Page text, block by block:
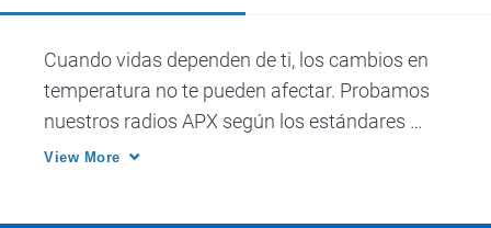
Cuando vidas dependen de ti, los cambios en
temperatura no te pueden afectar. Probamos
nuestros radios APX según los estándares
militares, para que pueda estar seguro de que
View More